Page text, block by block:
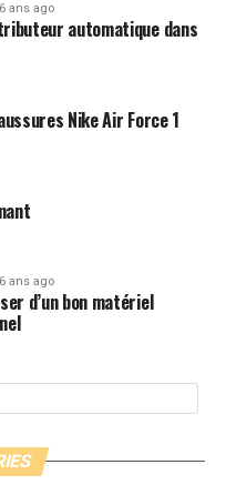
6 ans ago
automatique dans
Nike Air Force 1
6 ans ago
d’un bon matériel